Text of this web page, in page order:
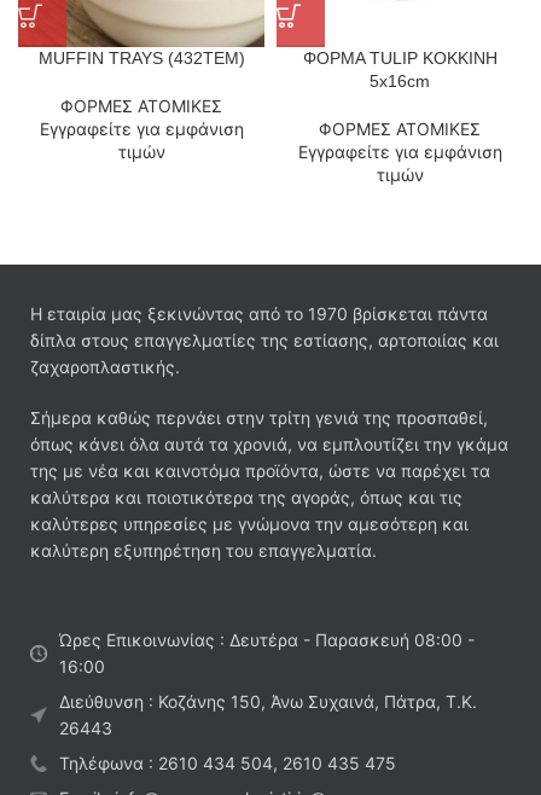
MUFFIN TRAYS (432ΤΕΜ)
ΦΟΡΜΕΣ ΑΤΟΜΙΚΕΣ
Εγγραφείτε για εμφάνιση
τιμών
ΦΟΡΜΑ TULIP ΚΟΚΚΙΝΗ
5x16cm
ΦΟΡΜΕΣ ΑΤΟΜΙΚΕΣ
Εγγραφείτε για εμφάνιση
τιμών
Η εταιρία μας ξεκινώντας από το 1970 βρίσκεται πάντα
δίπλα στους επαγγελματίες της εστίασης, αρτοποιίας και
ζαχαροπλαστικής.
Σήμερα καθώς περνάει στην τρίτη γενιά της προσπαθεί,
όπως κάνει όλα αυτά τα χρονιά, να εμπλουτίζει την γκάμα
της με νέα και καινοτόμα προϊόντα, ώστε να παρέχει τα
καλύτερα και ποιοτικότερα της αγοράς, όπως και τις
καλύτερες υπηρεσίες με γνώμονα την αμεσότερη και
καλύτερη εξυπηρέτηση του επαγγελματία.
Ώρες Επικοινωνίας : Δευτέρα - Παρασκευή 08:00 -
16:00
Διεύθυνση : Κοζάνης 150, Άνω Συχαινά, Πάτρα, Τ.Κ.
26443
Τηλέφωνα : 2610 434 504, 2610 435 475